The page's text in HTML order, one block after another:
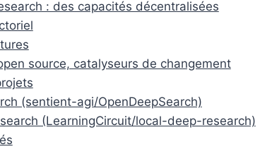
: des capacités décentralisées
source, catalyseurs de changement
(sentient-agi/OpenDeepSearch)
(LearningCircuit/local-deep-research)